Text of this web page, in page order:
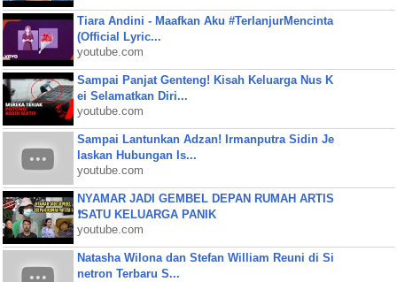
Tiara Andini - Maafkan Aku #TerlanjurMencinta
(Official Lyric...
youtube.com
Sampai Panjat Genteng! Kisah Keluarga Nus K
ei Selamatkan Diri...
youtube.com
Sampai Lantunkan Adzan! Irmanputra Sidin Je
laskan Hubungan Is...
youtube.com
NYAMAR JADI GEMBEL DEPAN RUMAH ARTIS
❗SATU KELUARGA PANIK
youtube.com
Natasha Wilona dan Stefan William Reuni di Si
netron Terbaru S...